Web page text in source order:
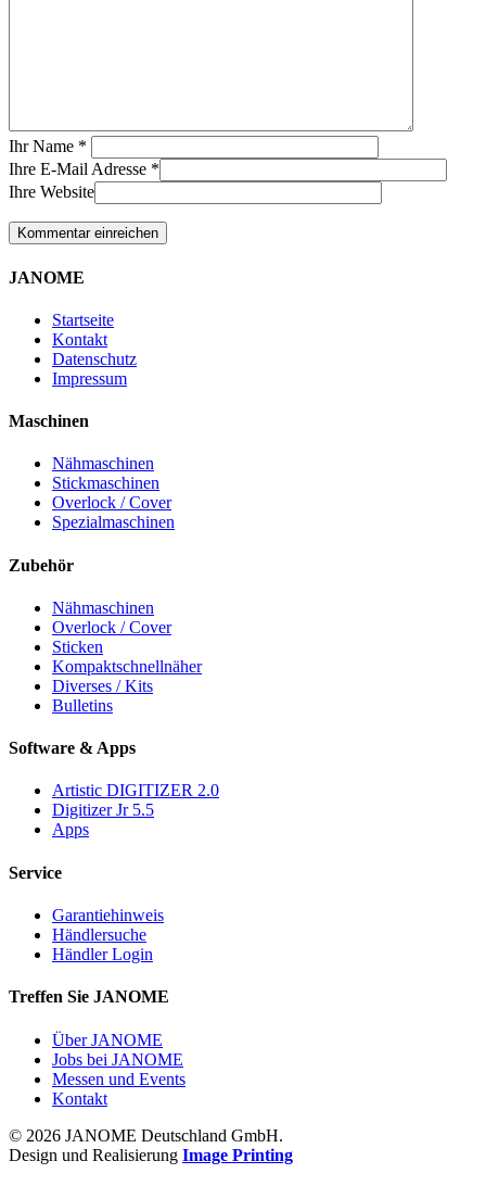
Ihr Name *
Ihre E-Mail Adresse *
Ihre Website
JANOME
Startseite
Kontakt
Datenschutz
Impressum
Maschinen
Nähmaschinen
Stickmaschinen
Overlock / Cover
Spezialmaschinen
Zubehör
Nähmaschinen
Overlock / Cover
Sticken
Kompaktschnellnäher
Diverses / Kits
Bulletins
Software & Apps
Artistic DIGITIZER 2.0
Digitizer Jr 5.5
Apps
Service
Garantiehinweis
Händlersuche
Händler Login
Treffen Sie JANOME
Über JANOME
Jobs bei JANOME
Messen und Events
Kontakt
© 2026 JANOME Deutschland GmbH.
Design und Realisierung Image Printing